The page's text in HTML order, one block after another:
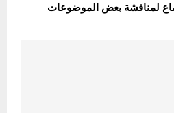
لمناقشة بعض الموضوعات